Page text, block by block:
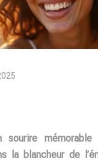
sourire
la blancheur de